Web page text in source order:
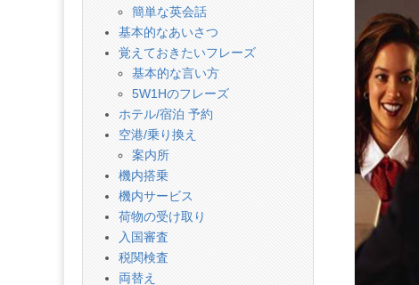
英
会
話
簡単な英会話
基本的なあいさつ
覚えておきたいフレーズ
基本的な言い方
5W1Hのフレーズ
ホテル/宿泊 予約
空港/乗り換え
案内所
機内搭乗
機内サービス
荷物の受け取り
入国審査
税関検査
両替え